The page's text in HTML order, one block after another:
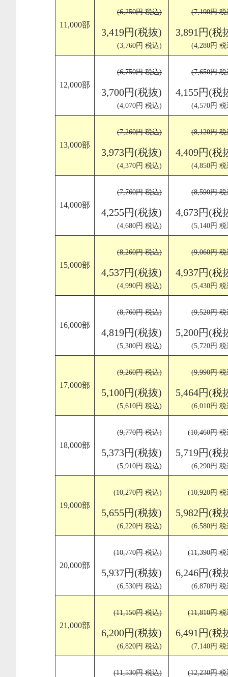
11,000部
(6,250円 税込)
3,419円(税抜)
(3,760円 税込)
(7,190円
3,891円(税
(4,280円
12,000部
(6,750円 税込)
3,700円(税抜)
(4,070円 税込)
(7,650円
4,155円(税
(4,570円
13,000部
(7,260円 税込)
3,973円(税抜)
(4,370円 税込)
(8,120円
4,409円(税
(4,850円
14,000部
(7,760円 税込)
4,255円(税抜)
(4,680円 税込)
(8,590円
4,673円(税
(5,140円
15,000部
(8,260円 税込)
4,537円(税抜)
(4,990円 税込)
(9,060円
4,937円(税
(5,430円
16,000部
(8,760円 税込)
4,819円(税抜)
(5,300円 税込)
(9,520円
5,200円(税
(5,720円
17,000部
(9,260円 税込)
5,100円(税抜)
(5,610円 税込)
(9,990円
5,464円(税
(6,010円
18,000部
(9,770円 税込)
5,373円(税抜)
(5,910円 税込)
(10,460円
5,719円(税
(6,290円
19,000部
(10,270円 税込)
5,655円(税抜)
(6,220円 税込)
(10,920円
5,982円(税
(6,580円
20,000部
(10,770円 税込)
5,937円(税抜)
(6,530円 税込)
(11,390円
6,246円(税
(6,870円
21,000部
(11,150円 税込)
6,200円(税抜)
(6,820円 税込)
(11,810円
6,491円(税
(7,140円
(11,530円 税込) (12,230円